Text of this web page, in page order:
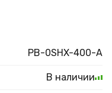
PB-0SHX-400-A
В наличии